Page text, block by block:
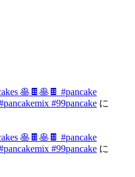
🥞🍫🥞🍫 #pancake
#99pancake に
🥞🍫🥞🍫 #pancake
#99pancake に